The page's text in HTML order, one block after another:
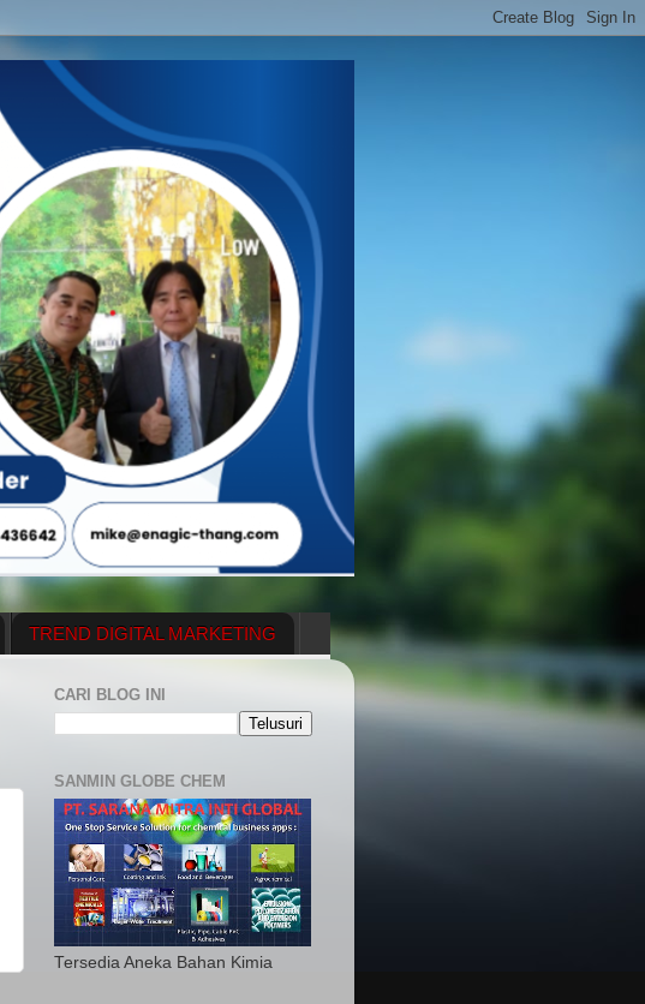
TREND DIGITAL MARKETING
CARI BLOG INI
SANMIN GLOBE CHEM
Tersedia Aneka Bahan Kimia